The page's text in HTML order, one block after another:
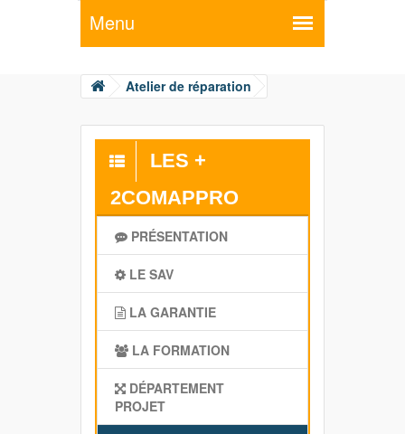
Par exemple +distributeur +CD01
Atelier de réparation
LES +
2COMAPPRO
PRÉSENTATION
LE SAV
LA GARANTIE
LA FORMATION
DÉPARTEMENT
PROJET